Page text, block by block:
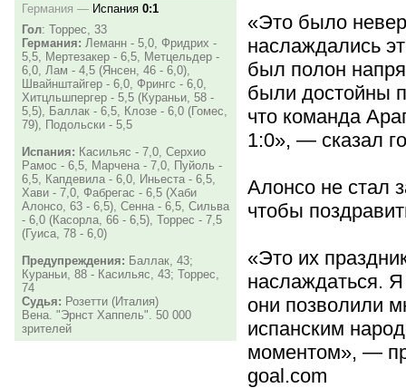
Германия — Испания 0:1
Гол: Торрес, 33
Германия: Леманн - 5,0, Фридрих -
5,5, Мертезакер - 6,5, Метцельдер -
6,0, Лам - 4,5 (Янсен, 46 - 6,0),
Швайнштайгер - 6,0, Фрингс - 6,0,
Хитцльшпергер - 5,5 (Кураньи, 58 -
5,5), Баллак - 6,5, Клозе - 6,0 (Гомес,
79), Подольски - 5,5
Испания: Касильяс - 7,0, Серхио
Рамос - 6,5, Марчена - 7,0, Пуйоль -
6,5, Капдевила - 6,0, Иньеста - 6,5,
Хави - 7,0, Фабрегас - 6,5 (Хаби
Алонсо, 63 - 6,5), Сенна - 6,5, Сильва
- 6,0 (Касорла, 66 - 6,5), Торрес - 7,5
(Гуиса, 78 - 6,0)
Предупреждения: Баллак, 43;
Кураньи, 88 - Касильяс, 43; Торрес,
74
Судья: Розетти (Италия)
Вена. "Эрнст Хаппель". 50 000
зрителей
«Это было
наслаждались
был полон
были достойны
что команда
1:0», — сказал
Алонсо не стал
чтобы
«Это их
наслаждаться.
они позволили
испанским
моментом», —
goal.com